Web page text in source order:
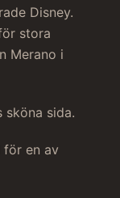
Disney.
stora
Merano i
sköna sida.
för en av